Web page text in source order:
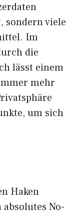
sondern viele
Im
die
lässt einem
mehr
um sich
Haken
No-